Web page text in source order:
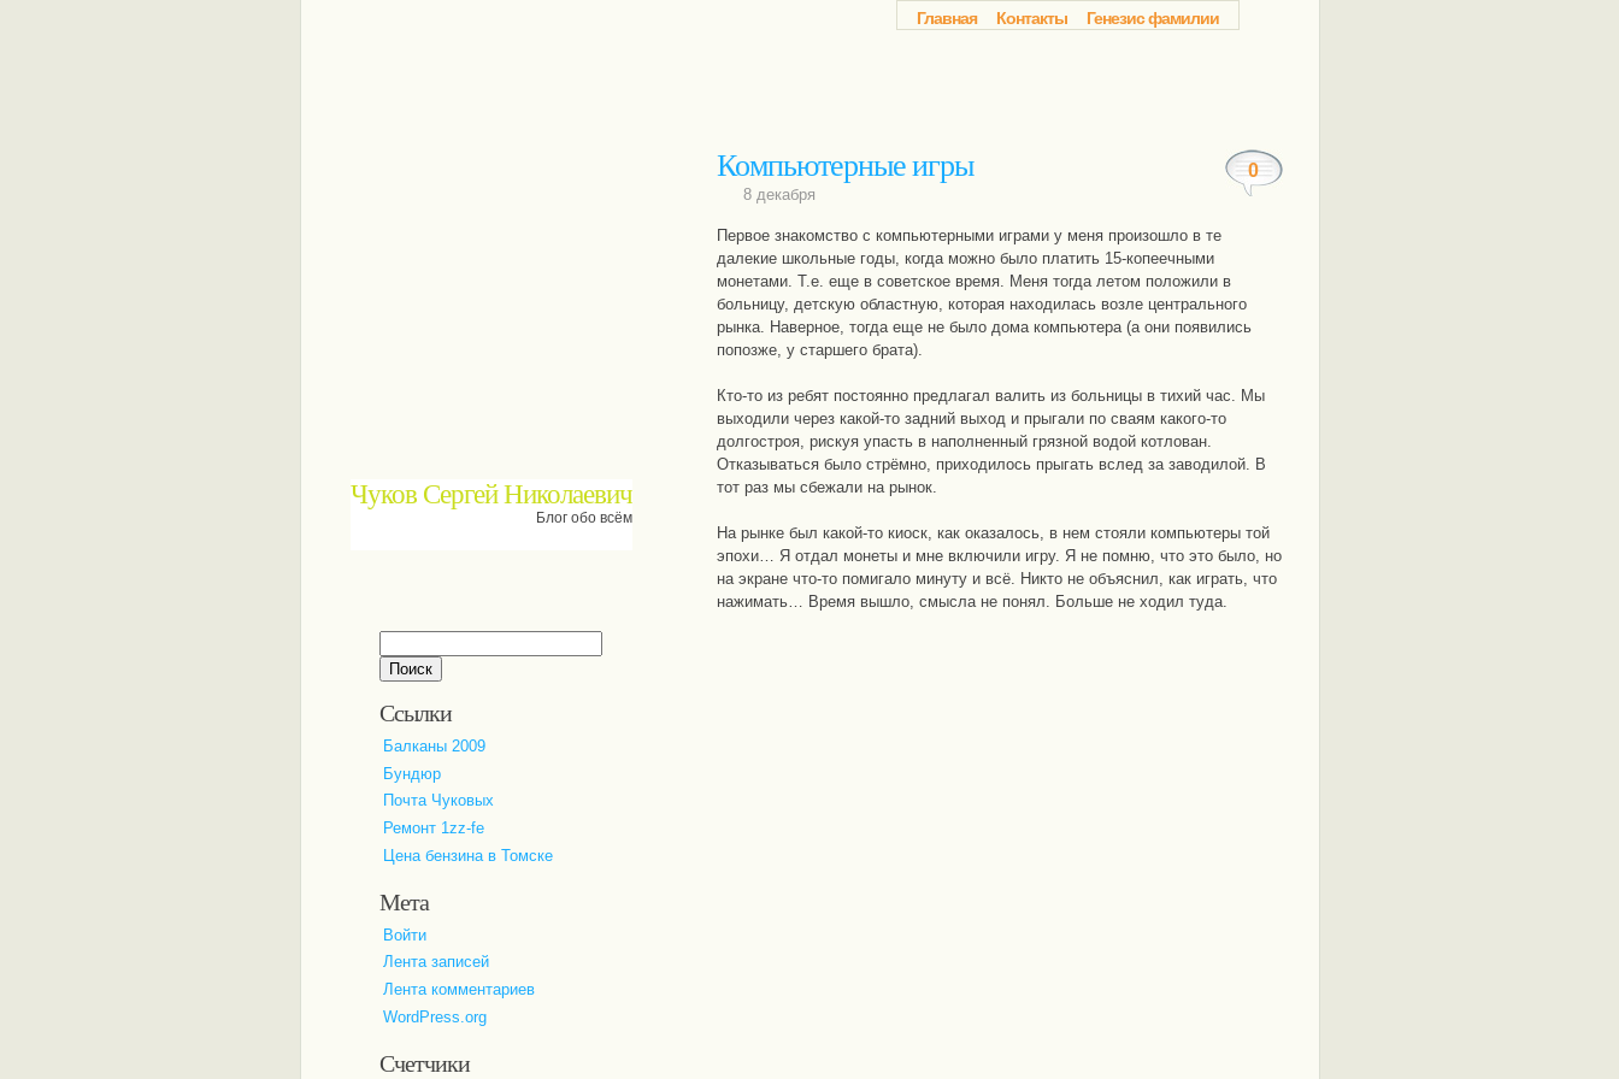
Чуков Сергей Николаевич
Блог обо всём
Главная Контакты Генезис фамилии
Ссылки
Балканы 2009
Бундюр
Почта Чуковых
Ремонт 1zz-fe
Цена бензина в Томске
Мета
Войти
Лента записей
Лента комментариев
WordPress.org
Счетчики
0
Компьютерные игры
8 декабря
Первое знакомство с компьютерными играми у меня произошло в те
далекие школьные годы, когда можно было платить 15-копеечными
монетами. Т.е. еще в советское время. Меня тогда летом положили в
больницу, детскую областную, которая находилась возле центрального
рынка. Наверное, тогда еще не было дома компьютера (а они появились
попозже, у старшего брата).
Кто-то из ребят постоянно предлагал валить из больницы в тихий час. Мы
выходили через какой-то задний выход и прыгали по сваям какого-то
долгостроя, рискуя упасть в наполненный грязной водой котлован.
Отказываться было стрёмно, приходилось прыгать вслед за заводилой. В
тот раз мы сбежали на рынок.
На рынке был какой-то киоск, как оказалось, в нем стояли компьютеры той
эпохи… Я отдал монеты и мне включили игру. Я не помню, что это было, но
на экране что-то помигало минуту и всё. Никто не объяснил, как играть, что
нажимать… Время вышло, смысла не понял. Больше не ходил туда.